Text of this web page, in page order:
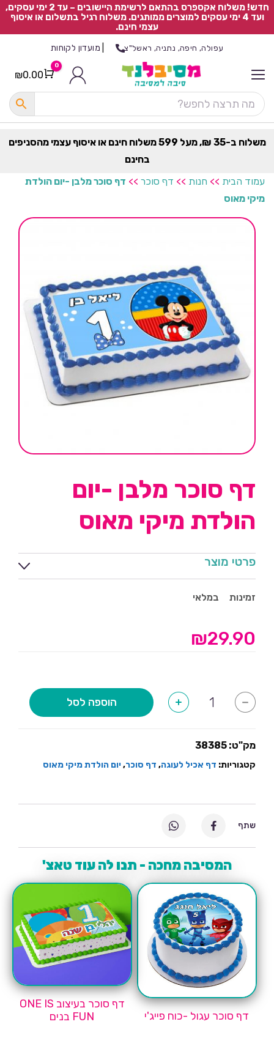
חדש! משלוח אקספרס בהתאם לרשימת היישובים – עד 2 ימי עסקים,
ועד 4 ימי עסקים למוצרים ממותגים. משלוח רגיל בתשלום או איסוף
עצמי חינם.
עפולה, חיפה, נתניה, ראשל"צ מועדון לקוחות
Cart
0
₪0.00
משלוח ב-35 ₪, מעל 599 משלוח חינם או איסוף עצמי מהסניפים
בחינם
עמוד הבית >> חנות >> דף סוכר >> דף סוכר מלבן -יום הולדת
מיקי מאוס
דף סוכר מלבן -יום
הולדת מיקי מאוס
פרטי מוצר
זמינות במלאי
₪29.90
-
של
-
הולדת
+ הוספה לסל
מק"ט: 38385
קטגוריות: דף אכיל לעוגה, דף סוכר,יום הולדת מיקי מאוס
המסיבה מחכה - תנו לה עוד טאצ'
דף סוכר עגול -כוח פייג'י
דף סוכר בעיצוב ONE IS
FUN בנים
שתף